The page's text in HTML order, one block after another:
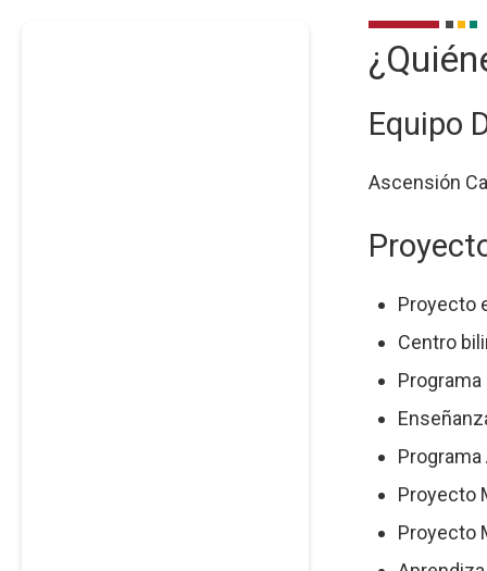
Equipo
Ascensión
Proyecto
Centro
Programa
Programa
Proyecto
Proyecto